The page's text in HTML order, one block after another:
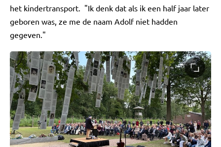
het kindertransport. "Ik denk dat als ik een half jaar later
geboren was, ze me de naam Adolf niet hadden
gegeven."